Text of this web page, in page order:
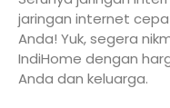
jaringan internet
Anda! Yuk, segera
IndiHome dengan
Anda dan keluarga.